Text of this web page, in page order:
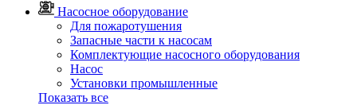
Насосное оборудование
Для пожаротушения
Запасные части к насосам
Комплектующие насосного оборудования
Насос
Установки промышленные
Показать все